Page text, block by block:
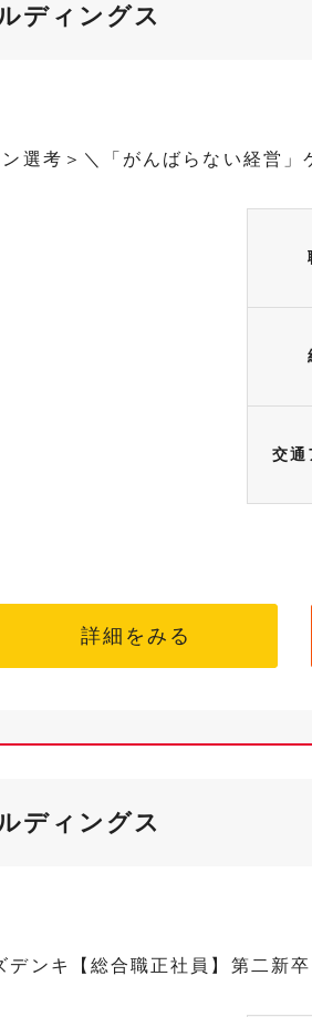
ディングス
選考＞＼「がんばらない経営
交通
詳細をみる
ディングス
ンキ【総合職正社員】第二新